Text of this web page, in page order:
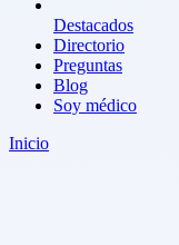
Destacados
Directorio
Preguntas
Blog
Soy médico
Inicio